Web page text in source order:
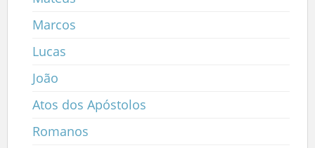
Marcos
Lucas
João
Atos dos Apóstolos
Romanos